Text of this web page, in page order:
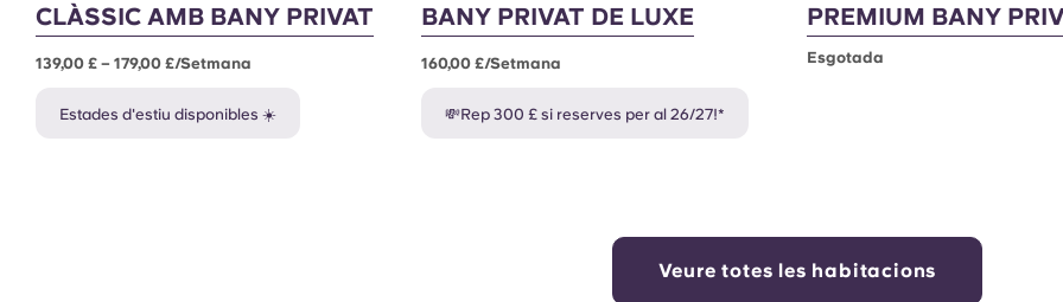
CLÀSSIC AMB BANY PRIVAT
139,00 £ – 179,00 £/setmana
Estades d'estiu disponibles ☀️
BANY PRIVAT DE LUXE
160,00 £/setmana
💸Rep 300 £ si reserves per al 26/27!*
PREMIUM BANY
Esgotada
Veure totes les habitacions